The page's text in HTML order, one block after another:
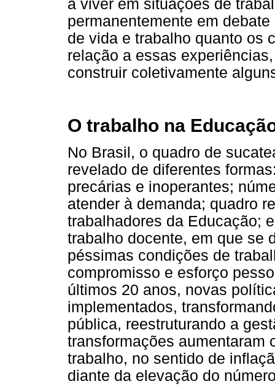
a viver em situações de
permanentemente em
de vida e trabalho quanto os
relação a essas
construir coletivamente
O trabalho na
No Brasil, o quadro de
revelado de diferentes
precárias e inoperantes;
atender à demanda; quadro
trabalhadores da Educação;
trabalho docente, em que se
péssimas condições de
compromisso e esforço
últimos 20 anos, novas
implementados,
pública, reestruturando a
transformações aumentaram
trabalho, no sentido de
diante da elevação do